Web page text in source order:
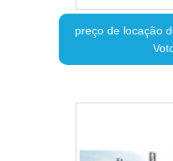
preço de locação